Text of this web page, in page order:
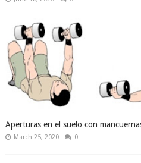
Aperturas en el suelo con
March 25, 2020 0